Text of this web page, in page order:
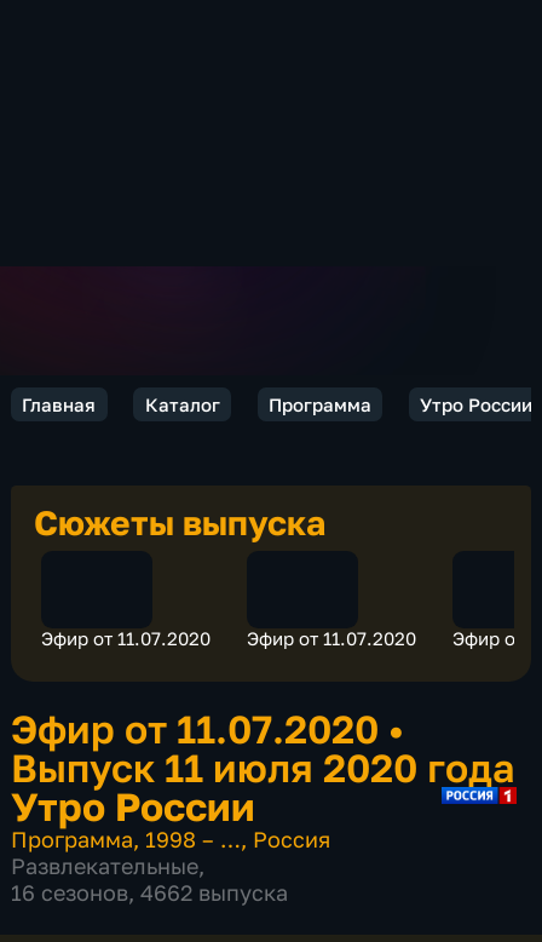
Главная Каталог Программа Утро России
Сюжеты выпуска
Эфир от 11.07.2020 Эфир от 11.07.2020 Эфир от
Эфир от 11.07.2020 •
Выпуск 11 июля 2020 года
Утро России
Программа, 1998 – …, Россия
Развлекательные,
16 сезонов, 4662 выпуска